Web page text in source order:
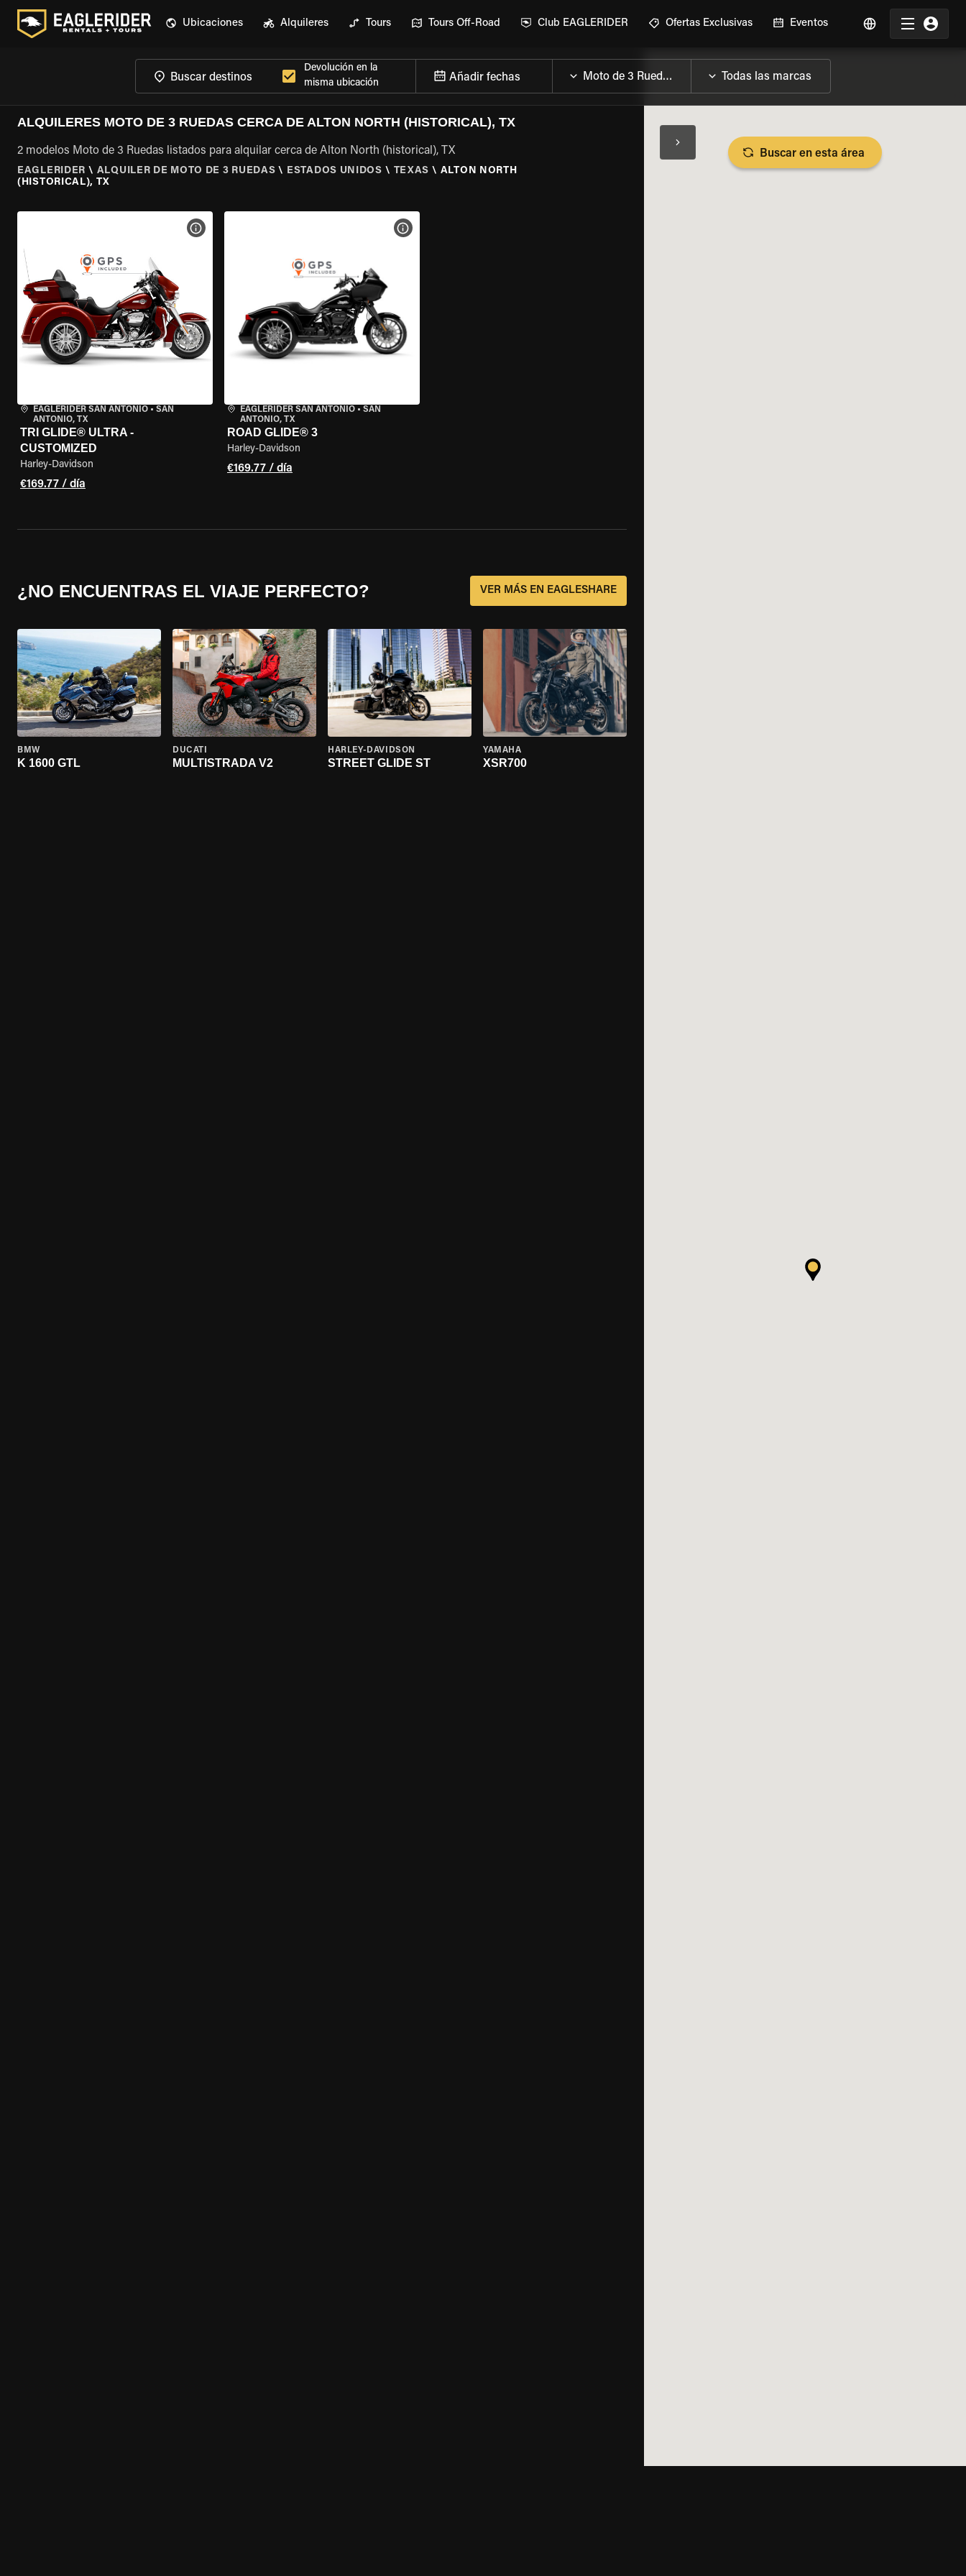
Ubicaciones Alquileres Tours Tours Off-Road Club EAGLERIDER Ofertas Exclusivas Eventos
Devolución en la
misma ubicación
Añadir fechas
ALQUILERES MOTO DE 3 RUEDAS CERCA DE ALTON NORTH (HISTORICAL), TX
2 modelos Moto de 3 Ruedas listados para alquilar cerca de Alton North (historical), TX
EAGLERIDER \ ALQUILER DE MOTO DE 3 RUEDAS \ ESTADOS UNIDOS \ TEXAS \ ALTON NORTH
(HISTORICAL), TX
EAGLERIDER SAN ANTONIO • SAN
ANTONIO, TX
TRI GLIDE® ULTRA -
CUSTOMIZED
Harley-Davidson
€169.77 / día
VER ESPECIFICACIONES DE LA MOTO
EAGLERIDER SAN ANTONIO• SAN
ANTONIO, TX
ROAD GLIDE® 3
Harley-Davidson
€169.77 / día
VER ESPECIFICACIONES DE LA MOTO
¿NO ENCUENTRAS EL VIAJE PERFECTO? VER MÁS EN EAGLESHARE
BMW
K 1600 GTL
DUCATI
MULTISTRADA V2
HARLEY-DAVIDSON
STREET GLIDE ST
YAMAHA
XSR700
Buscar en esta área